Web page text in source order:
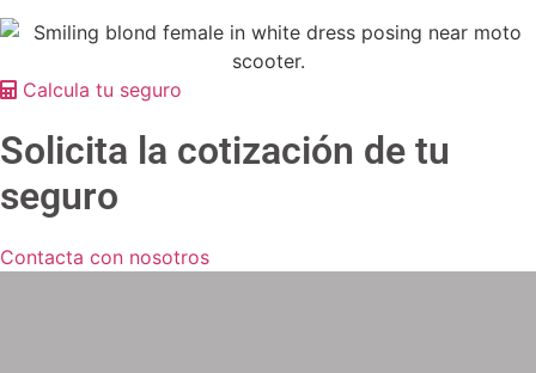
Calcula tu seguro
Solicita la cotización de tu
seguro
Contacta con nosotros